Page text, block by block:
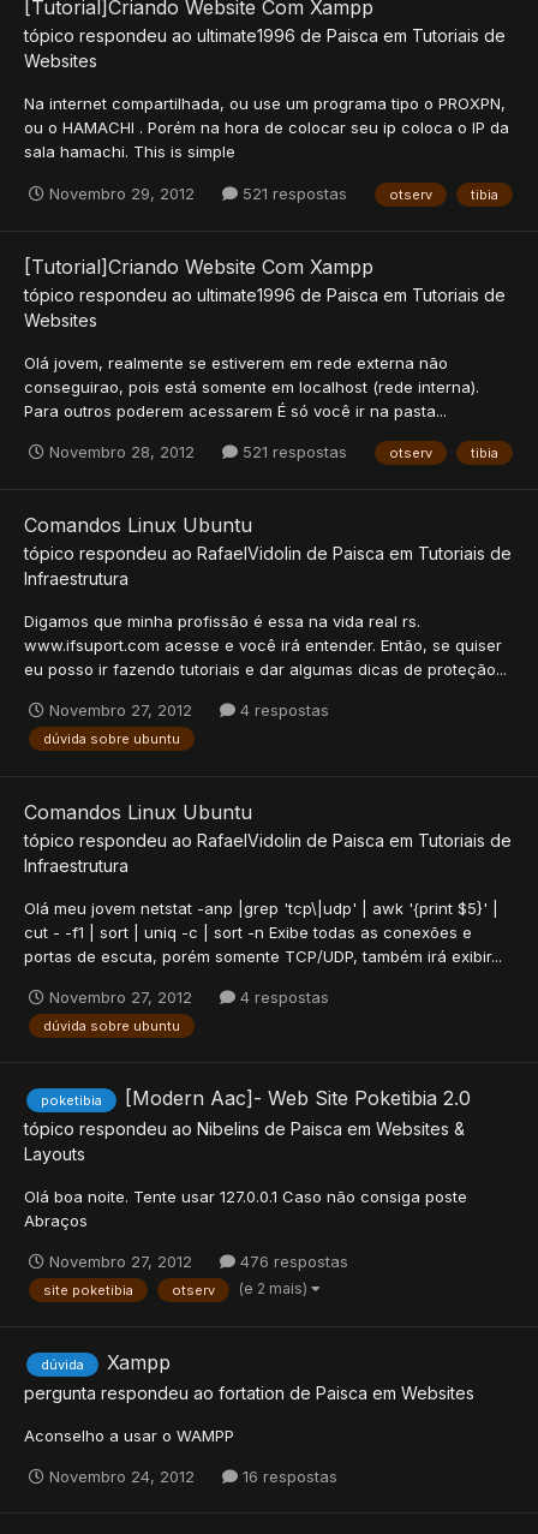
[Tutorial]Criando Website Com Xampp
tópico respondeu ao ultimate1996 de Paisca em Tutoriais de
Websites
Na internet compartilhada, ou use um programa tipo o PROXPN,
ou o HAMACHI . Porém na hora de colocar seu ip coloca o IP da
sala hamachi. This is simple
Novembro 29, 2012 521 respostas otserv tibia
[Tutorial]Criando Website Com Xampp
tópico respondeu ao ultimate1996 de Paisca em Tutoriais de
Websites
Olá jovem, realmente se estiverem em rede externa não
conseguirao, pois está somente em localhost (rede interna).
Para outros poderem acessarem É só você ir na pasta...
Novembro 28, 2012 521 respostas otserv tibia
Comandos Linux Ubuntu
tópico respondeu ao RafaelVidolin de Paisca em Tutoriais de
Infraestrutura
Digamos que minha profissão é essa na vida real rs.
www.ifsuport.com acesse e você irá entender. Então, se quiser
eu posso ir fazendo tutoriais e dar algumas dicas de proteção...
Novembro 27, 2012 4 respostas
dúvida sobre ubuntu
Comandos Linux Ubuntu
tópico respondeu ao RafaelVidolin de Paisca em Tutoriais de
Infraestrutura
Olá meu jovem netstat -anp |grep 'tcp\|udp' | awk '{print $5}' |
cut - -f1 | sort | uniq -c | sort -n Exibe todas as conexões e
portas de escuta, porém somente TCP/UDP, também irá exibir...
Novembro 27, 2012 4 respostas
dúvida sobre ubuntu
poketibia [Modern Aac]- Web Site Poketibia 2.0
tópico respondeu ao Nibelins de Paisca em Websites &
Layouts
Olá boa noite. Tente usar 127.0.0.1 Caso não consiga poste
Abraços
Novembro 27, 2012 476 respostas
site poketibia otserv (e 2 mais)
dúvida Xampp
pergunta respondeu ao fortation de Paisca em Websites
Aconselho a usar o WAMPP
Novembro 24, 2012 16 respostas